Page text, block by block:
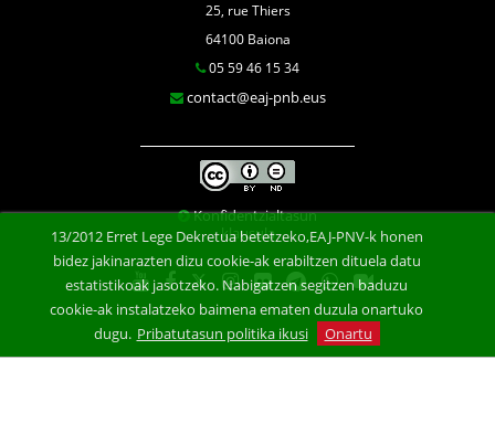
25, rue Thiers
64100 Baiona
05 59 46 15 34
contact@eaj-pnb.eus
Konfidentzialtasun
klausula
13/2012 Erret Lege Dekretua betetzeko,EAJ-PNV-k honen
bidez jakinarazten dizu cookie-ak erabiltzen dituela datu
estatistikoak jasotzeko. Nabigatzen segitzen baduzu
cookie-ak instalatzeko baimena ematen duzula onartuko
dugu. Pribatutasun politika ikusi Onartu